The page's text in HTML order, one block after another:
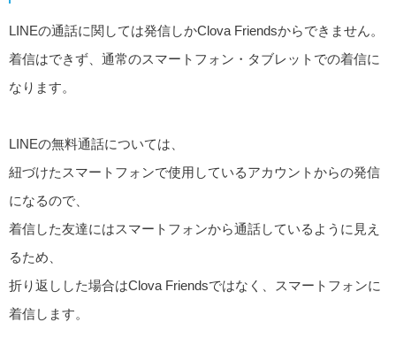
LINEの通話に関しては発信しかClova Friendsからできません。
着信はできず、通常のスマートフォン・タブレットでの着信に
なります。
LINEの無料通話については、
紐づけたスマートフォンで使用しているアカウントからの発信
になるので、
着信した友達にはスマートフォンから通話しているように見え
るため、
折り返しした場合はClova Friendsではなく、スマートフォンに
着信します。